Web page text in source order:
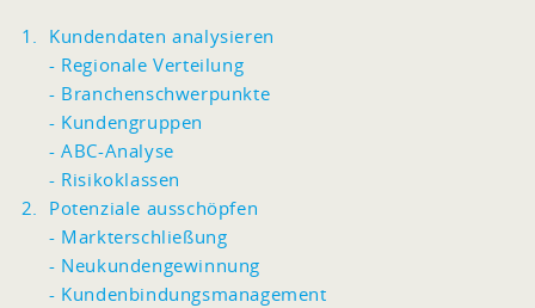
Kundendaten analysieren
- Regionale Verteilung
- Branchenschwerpunkte
- Kundengruppen
- ABC-Analyse
- Risikoklassen
Potenziale ausschöpfen
- Markterschließung
- Neukundengewinnung
- Kundenbindungsmanagement